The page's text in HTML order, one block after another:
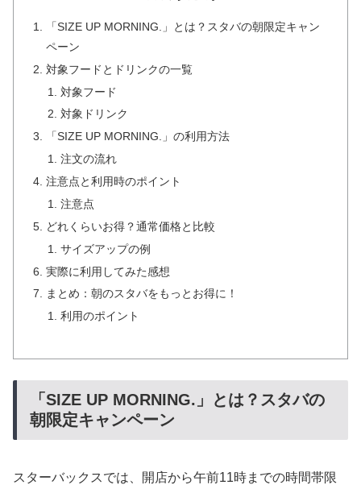
「SIZE UP MORNING.」とは？スタバの朝限定キャン
ペーン
対象フードとドリンクの一覧
対象フード
対象ドリンク
「SIZE UP MORNING.」の利用方法
注文の流れ
注意点と利用時のポイント
注意点
どれくらいお得？通常価格と比較
サイズアップの例
実際に利用してみた感想
まとめ：朝のスタバをもっとお得に！
利用のポイント
「SIZE UP MORNING.」とは？スタバの
朝限定キャンペーン
スターバックスでは、開店から午前11時までの時間帯限